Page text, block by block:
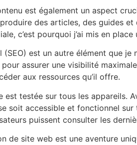
est également un aspect
des articles, des guides
c’est pourquoi j’ai mis en
(SEO) est un autre élément que
assurer une visibilité
aux ressources qu’il offre.
est testée sur tous les appareils.
soit accessible et fonctionnel
puissent consulter les
de site web est une aventure